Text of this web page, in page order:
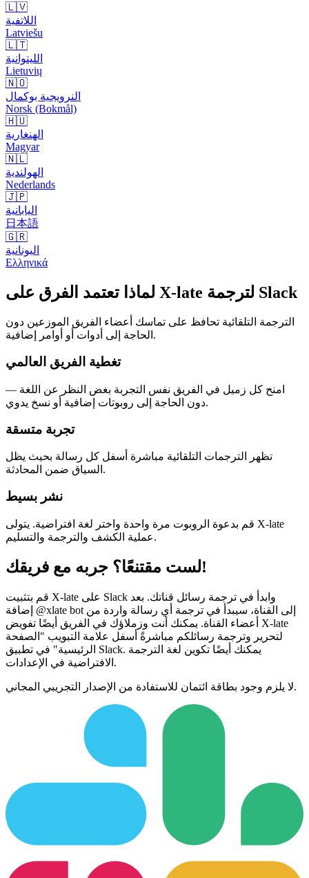
🇱🇻
اللاتفية
Latviešu
🇱🇹
الليتوانية
Lietuvių
🇳🇴
النرويجية بوكمال
Norsk (Bokmål)
🇭🇺
الهنغارية
Magyar
🇳🇱
الهولندية
Nederlands
🇯🇵
اليابانية
日本語
🇬🇷
اليونانية
Ελληνικά
لماذا تعتمد الفرق على X-late لترجمة Slack
الترجمة التلقائية تحافظ على تماسك أعضاء الفريق الموزعين دون
الحاجة إلى أدوات أو أوامر إضافية.
تغطية الفريق العالمي
امنح كل زميل في الفريق نفس التجربة بغض النظر عن اللغة —
دون الحاجة إلى روبوتات إضافية أو نسخ يدوي.
تجربة متسقة
تظهر الترجمات التلقائية مباشرة أسفل كل رسالة بحيث يظل
السياق ضمن المحادثة.
نشر بسيط
قم بدعوة الروبوت مرة واحدة واختر لغة افتراضية. يتولى X-late
عملية الكشف والترجمة والتسليم.
لست مقتنعًا؟ جربه مع فريقك!
قم بتثبيت X-late على Slack وابدأ في ترجمة رسائل قناتك. بعد
إضافة @xlate bot إلى القناة، سيبدأ في ترجمة أي رسالة واردة من
أعضاء القناة. يمكنك أنت وزملاؤك في الفريق أيضًا تفويض X-late
لتحرير وترجمة رسائلكم مباشرةً أسفل علامة التبويب "الصفحة
الرئيسية" في تطبيق Slack. يمكنك أيضًا تكوين لغة الترجمة
الافتراضية في الإعدادات.
لا يلزم وجود بطاقة ائتمان للاستفادة من الإصدار التجريبي المجاني.